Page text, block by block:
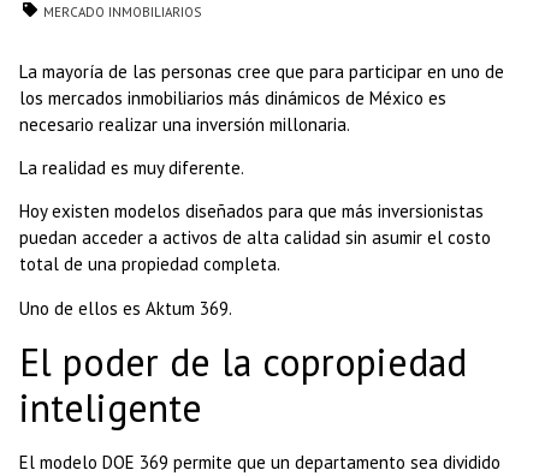
MERCADO INMOBILIARIOS
La mayoría de las personas cree que para participar en uno de
los mercados inmobiliarios más dinámicos de México es
necesario realizar una inversión millonaria.
La realidad es muy diferente.
Hoy existen modelos diseñados para que más inversionistas
puedan acceder a activos de alta calidad sin asumir el costo
total de una propiedad completa.
Uno de ellos es Aktum 369.
El poder de la copropiedad
inteligente
El modelo DOE 369 permite que un departamento sea dividido